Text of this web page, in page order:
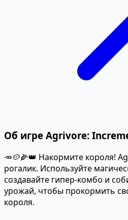
Об игре Agrivore:
🥕🥔🌽👑 Накормите короля!
рогалик. Используйте
создавайте гипер-комбо и
урожай, чтобы прокормить
короля.